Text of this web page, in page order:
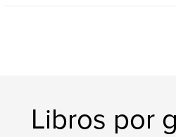
Libros por